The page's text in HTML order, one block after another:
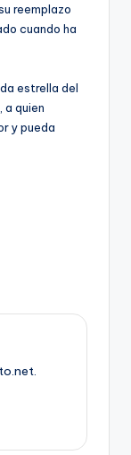
reemplazo
cuando ha
estrella del
quien
y pueda